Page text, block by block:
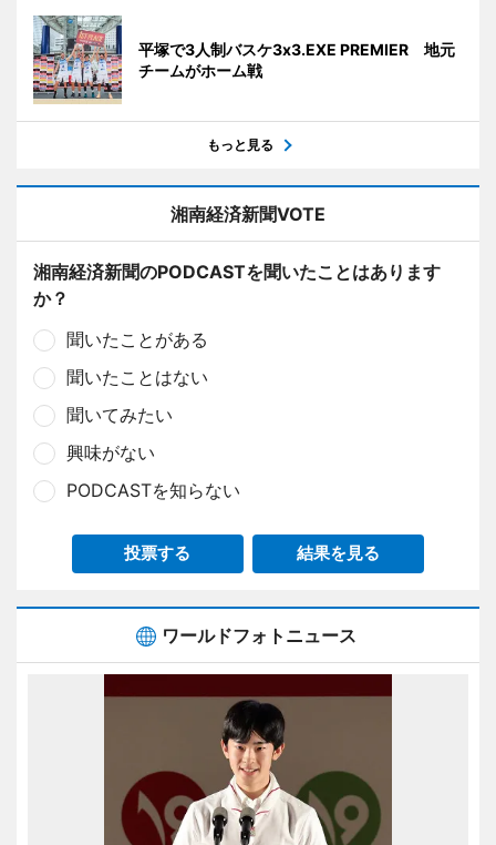
平塚で3人制バスケ3x3.EXE PREMIER 地元
チームがホーム戦
もっと見る
湘南経済新聞VOTE
湘南経済新聞のPODCASTを聞いたことはあります
か？
聞いたことがある
聞いたことはない
聞いてみたい
興味がない
PODCASTを知らない
投票する 結果を見る
ワールドフォトニュース